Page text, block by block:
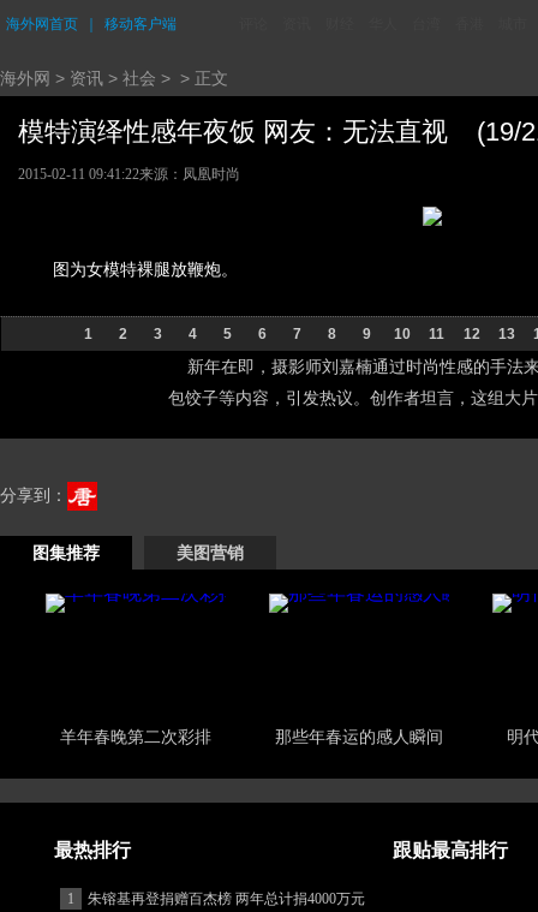
海外网首页 移动客户端
海外网 > 资讯 > 社会 > > 正文
模特演绎性感年夜饭 网友：无法直视 (19/
2015-02-11 09:41:22来源：凤凰时尚
图为女模特裸腿放鞭炮。
1 2 3 4 5 6 7 8 9 10 11 12 13
新年在即，摄影师刘嘉楠通过时尚性感的手法
包饺子等内容，引发热议。创作者坦言，这组大
分享到：
图集推荐 美图营销
羊年春晚第二次彩排 那些年春运的感人瞬间 明
最热排行 跟贴最高排行
1
朱镕基再登捐赠百杰榜 两年总计捐4000万元